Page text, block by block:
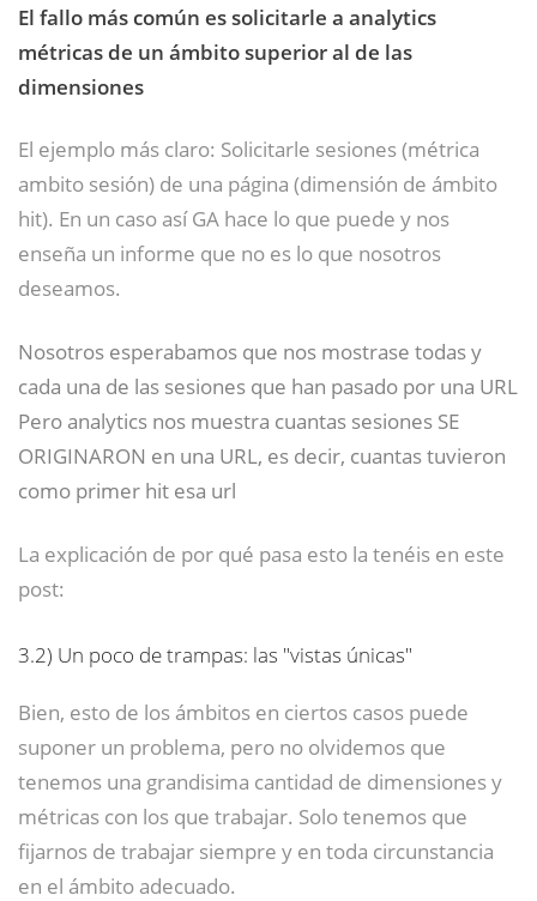
El fallo más común es solicitarle a analytics
métricas de un ámbito superior al de las
dimensiones
El ejemplo más claro: Solicitarle sesiones (métrica
ambito sesión) de una página (dimensión de ámbito
hit). En un caso así GA hace lo que puede y nos
enseña un informe que no es lo que nosotros
deseamos.
Nosotros esperabamos que nos mostrase todas y
cada una de las sesiones que han pasado por una URL
Pero analytics nos muestra cuantas sesiones SE
ORIGINARON en una URL, es decir, cuantas tuvieron
como primer hit esa url
La explicación de por qué pasa esto la tenéis en este
post:
3.2) Un poco de trampas: las "vistas únicas"
Bien, esto de los ámbitos en ciertos casos puede
suponer un problema, pero no olvidemos que
tenemos una grandisima cantidad de dimensiones y
métricas con los que trabajar. Solo tenemos que
fijarnos de trabajar siempre y en toda circunstancia
en el ámbito adecuado.